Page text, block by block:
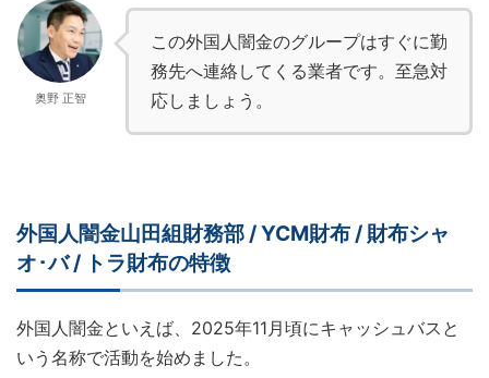
奥野 正智
この外国人闇金のグループはすぐに勤
務先へ連絡してくる業者です。至急対
応しましょう。
外国人闇金山田組財務部 / YCM財布 / 財布シャ
オ･バ / トラ財布の特徴
外国人闇金といえば、2025年11月頃にキャッシュバスと
いう名称で活動を始めました。